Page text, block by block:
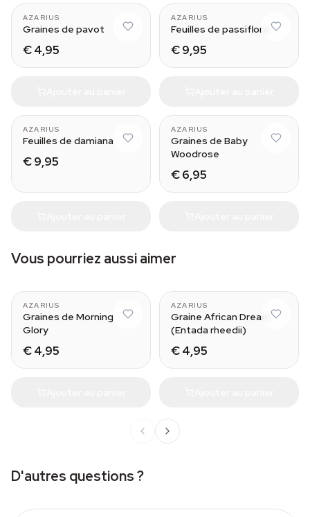
AZARIUS
Graines de pavot
€ 4,95
AZARIUS
Feuilles de passiflore
€ 9,95
AZARIUS
Feuilles de damiana
€ 9,95
AZARIUS
Graines de Baby
Woodrose
€ 6,95
Vous pourriez aussi aimer
AZARIUS
Graines de Morning
Glory
€ 4,95
AZARIUS
Graine African Dream
(Entada rheedii)
€ 4,95
D'autres questions ?